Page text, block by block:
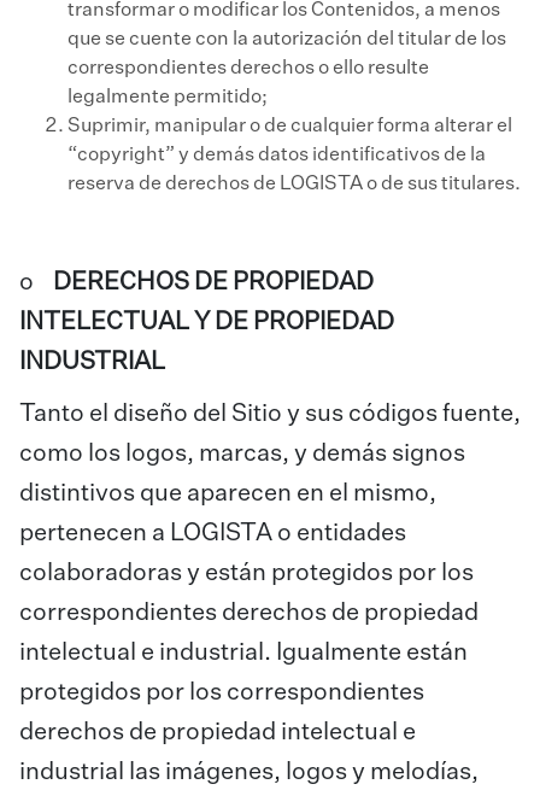
transformar o modificar los Contenidos, a menos
que se cuente con la autorización del titular de los
correspondientes derechos o ello resulte
legalmente permitido;
Suprimir, manipular o de cualquier forma alterar el
“copyright” y demás datos identificativos de la
reserva de derechos de LOGISTA o de sus titulares.
o
DERECHOS DE PROPIEDAD
INTELECTUAL Y DE PROPIEDAD
INDUSTRIAL
Tanto el diseño del Sitio y sus códigos fuente,
como los logos, marcas, y demás signos
distintivos que aparecen en el mismo,
pertenecen a LOGISTA o entidades
colaboradoras y están protegidos por los
correspondientes derechos de propiedad
intelectual e industrial. Igualmente están
protegidos por los correspondientes
derechos de propiedad intelectual e
industrial las imágenes, logos y melodías,